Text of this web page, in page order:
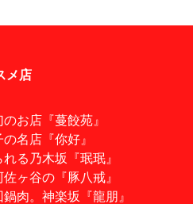
メ店
お店『蔓餃苑』
名店『你好』
る乃木坂『珉珉』
ヶ谷の『豚八戒』
肉。神楽坂『龍朋』